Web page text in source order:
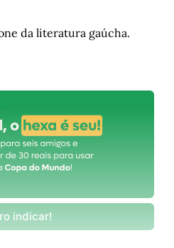
da literatura gaúcha.
indicar!